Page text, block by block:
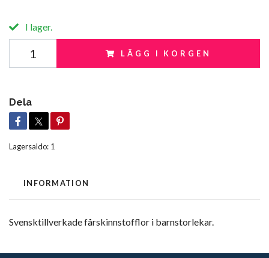
I lager.
LÄGG I KORGEN
Dela
Lagersaldo: 1
INFORMATION
Svensktillverkade fårskinnstofflor i barnstorlekar.